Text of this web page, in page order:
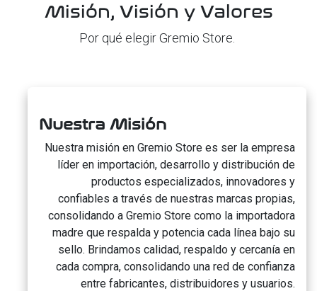
Misión, Visión y Valores
Por qué elegir Gremio Store.
Nuestra Misión
Nuestra misión en Gremio Store es ser la empresa
líder en importación, desarrollo y distribución de
productos especializados, innovadores y
confiables a través de nuestras marcas propias,
consolidando a Gremio Store como la importadora
madre que respalda y potencia cada línea bajo su
sello. Brindamos calidad, respaldo y cercanía en
cada compra, consolidando una red de confianza
entre fabricantes, distribuidores y usuarios.